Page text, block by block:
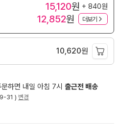
15,120원 + 840원
12,852원 더보기
10,620원
하면 내일 아침 7시 출근전 배송
31 ) 변경